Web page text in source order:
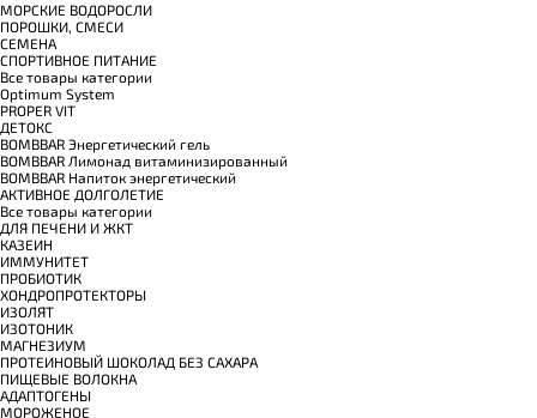
МОРСКИЕ ВОДОРОСЛИ
ПОРОШКИ, СМЕСИ
СЕМЕНА
СПОРТИВНОЕ ПИТАНИЕ
Все товары категории
Optimum System
PROPER VIT
ДЕТОКС
BOMBBAR Энергетический гель
BOMBBAR Лимонад витаминизированный
BOMBBAR Напиток энергетический
АКТИВНОЕ ДОЛГОЛЕТИЕ
Все товары категории
ДЛЯ ПЕЧЕНИ И ЖКТ
КАЗЕИН
ИММУНИТЕТ
ПРОБИОТИК
ХОНДРОПРОТЕКТОРЫ
ИЗОЛЯТ
ИЗОТОНИК
МАГНЕЗИУМ
ПРОТЕИНОВЫЙ ШОКОЛАД БЕЗ САХАРА
ПИЩЕВЫЕ ВОЛОКНА
АДАПТОГЕНЫ
МОРОЖЕНОЕ